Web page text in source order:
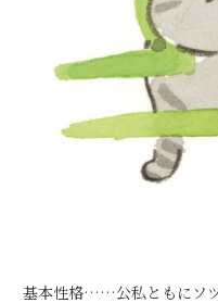
基本性格……公私ともにソ